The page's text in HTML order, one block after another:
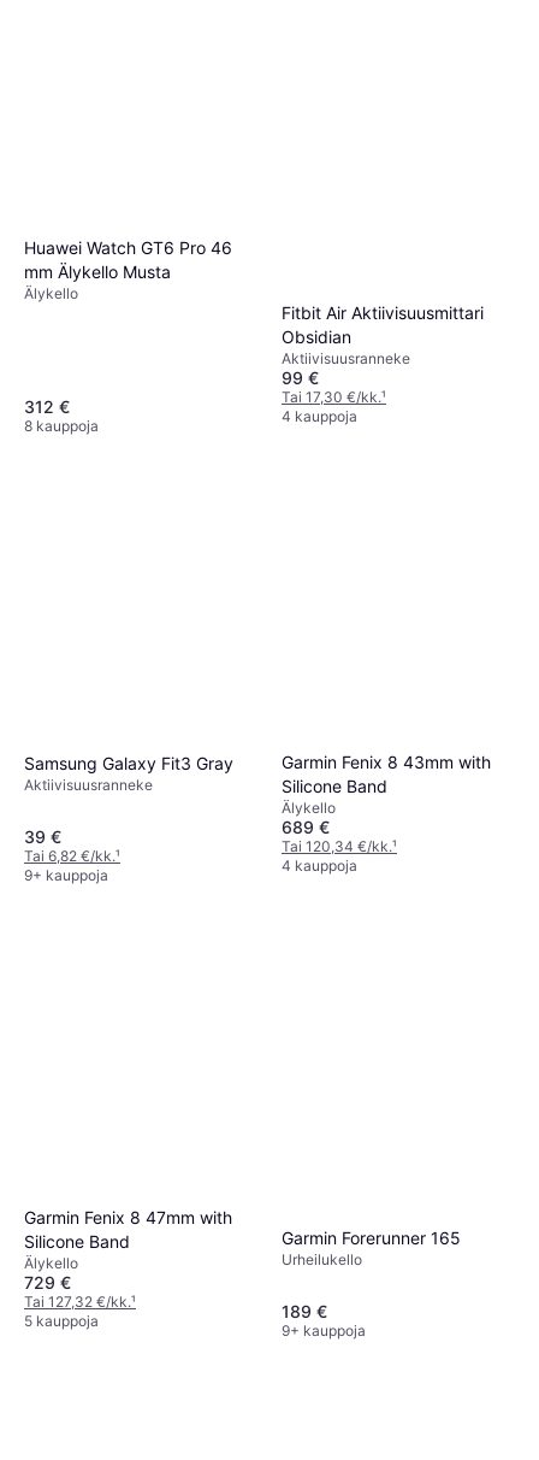
Huawei Watch GT6 Pro 46
mm Älykello Musta
Älykello
312 €
8 kauppoja
Fitbit Air Aktiivisuusmittari
Obsidian
Aktiivisuusranneke
99 €
Tai 17,30 €/kk.¹
4 kauppoja
Samsung Galaxy Fit3 Gray
Aktiivisuusranneke
39 €
Tai 6,82 €/kk.¹
9+ kauppoja
Garmin Fenix 8 43mm with
Silicone Band
Älykello
689 €
Tai 120,34 €/kk.¹
4 kauppoja
Garmin Fenix 8 47mm with
Silicone Band
Älykello
729 €
Tai 127,32 €/kk.¹
5 kauppoja
Garmin Forerunner 165
Urheilukello
189 €
9+ kauppoja